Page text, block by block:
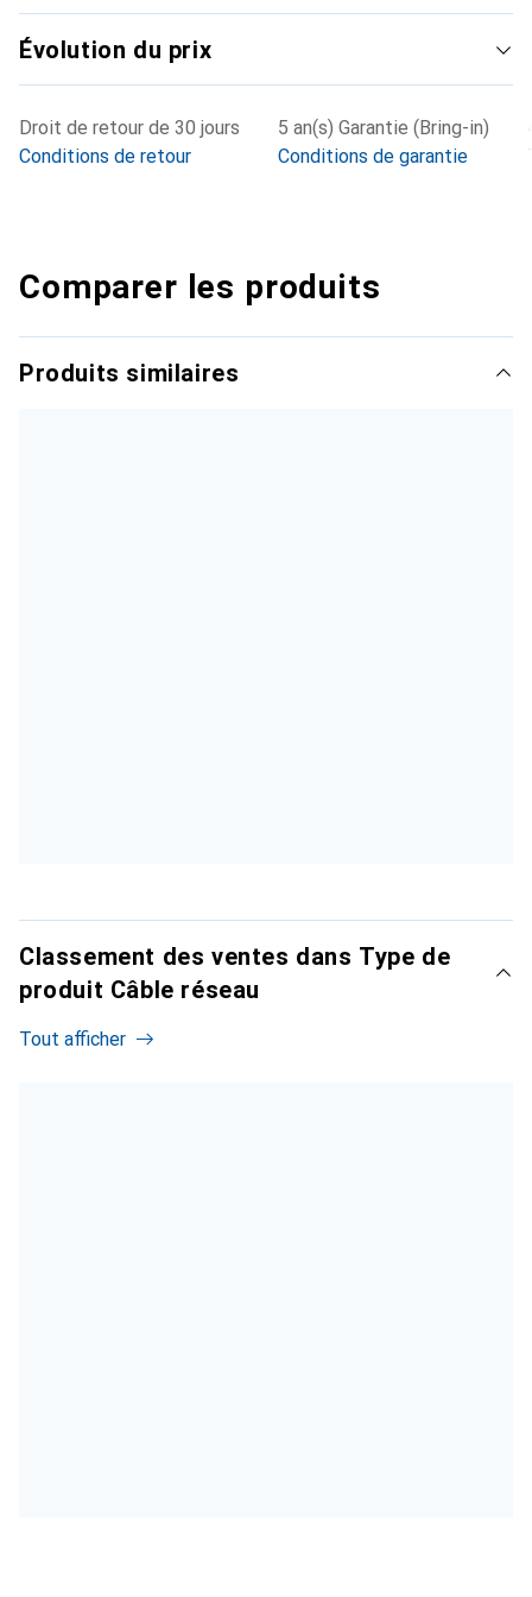
Évolution du prix
Droit de retour de 30 jours
Conditions de retour
5 an(s) Garantie (Bring-in)
Conditions de garantie
Comparer les produits
Produits similaires
Classement des ventes dans Type de
produit Câble réseau
Tout afficher